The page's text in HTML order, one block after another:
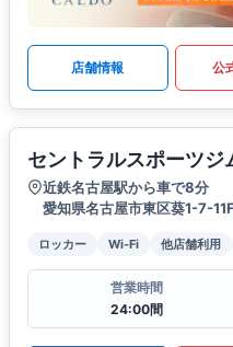
店舗情報 公
セントラルスポーツ
近鉄名古屋駅から車で8分
愛知県名古屋市東区葵1-7-11F
ロッカー Wi-Fi 他店舗利用
営業時間
24:00間